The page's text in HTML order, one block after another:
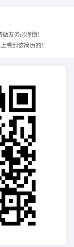
友务必谨慎！
看到该简历的！